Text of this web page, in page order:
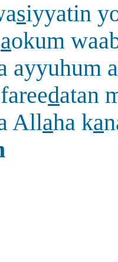
siyyatin
aokum
ayyuhum
datan
Allaha ka